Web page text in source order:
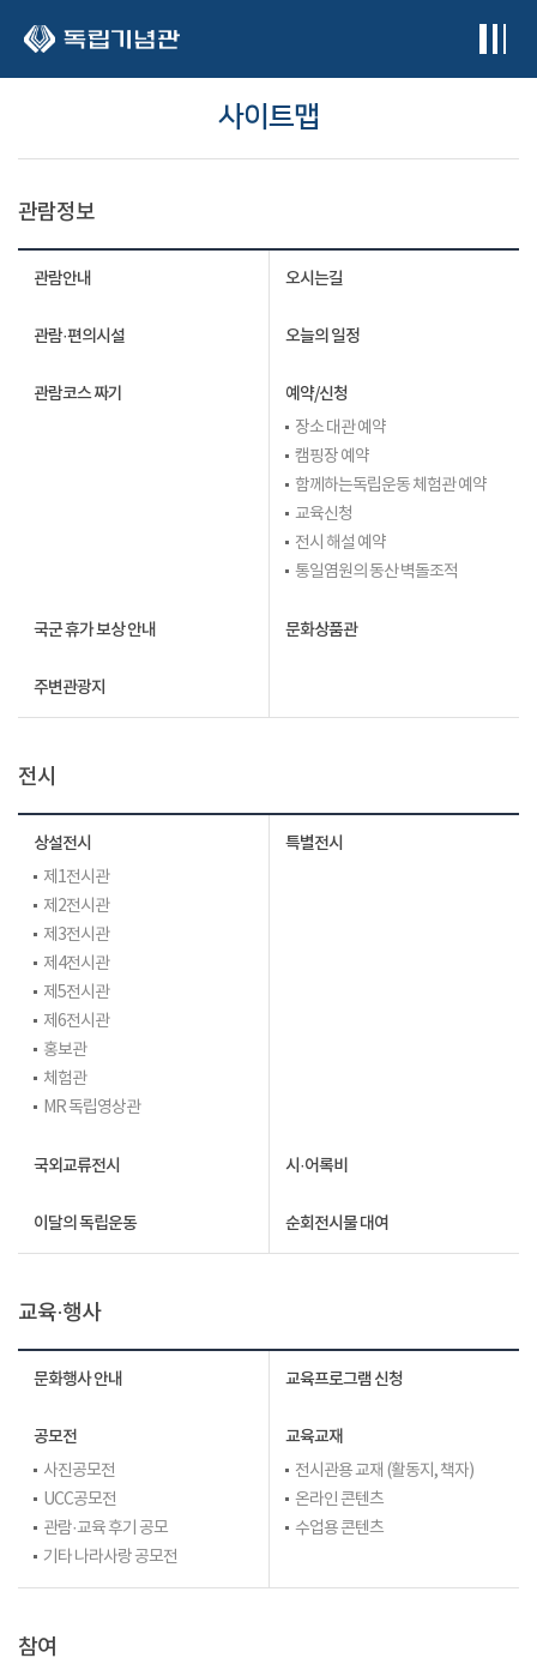
사이트맵
관람정보
관람안내 오시는길
관람·편의시설 오늘의 일정
관람코스 짜기 예약/신청
장소 대관 예약
캠핑장 예약
함께하는독립운동 체험관 예약
교육신청
전시 해설 예약
통일염원의 동산 벽돌조적
국군 휴가 보상 안내 문화상품관
주변관광지
전시
상설전시
제1전시관
제2전시관
제3전시관
제4전시관
제5전시관
제6전시관
홍보관
체험관
MR 독립영상관
특별전시
국외교류전시 시·어록비
이달의 독립운동 순회전시물 대여
교육·행사
문화행사 안내 교육프로그램 신청
공모전
사진공모전
UCC공모전
관람·교육 후기 공모
기타 나라사랑 공모전
교육교재
전시관용 교재 (활동지, 책자)
온라인 콘텐츠
수업용 콘텐츠
참여